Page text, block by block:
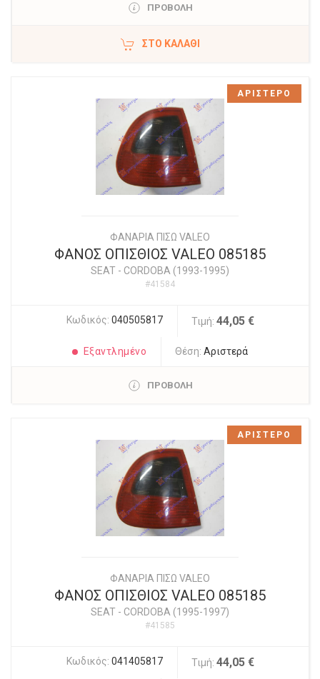
ΠΡΟΒΟΛΗ
ΣΤΟ ΚΑΛΆΘΙ
ΦΑΝΑΡΙΑ ΠΙΣΩ VALEO
ΦΑΝΟΣ ΟΠΙΣΘΙΟΣ VALEO 085185
SEAT - CORDOBA (1993-1995)
#41584
Κωδικός: 040505817 Τιμή: 44,05 €
Εξαντλημένο Θέση:Αριστερά
ΠΡΟΒΟΛΗ
ΑΡΙΣΤΕΡΟ
ΦΑΝΑΡΙΑ ΠΙΣΩ VALEO
ΦΑΝΟΣ ΟΠΙΣΘΙΟΣ VALEO 085185
SEAT - CORDOBA (1995-1997)
#41585
Κωδικός: 041405817 Τιμή: 44,05 €
ΑΡΙΣΤΕΡΟ